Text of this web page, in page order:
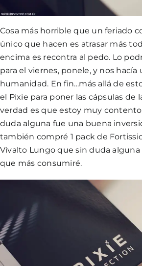
Cosa más horrible que un feriado
único que hacen es atrasar más
encima es recontra al pedo. Lo
para el viernes, ponele, y nos hacía
humanidad. En fin…más allá de
el Pixie para poner las cápsulas de
verdad es que estoy muy contento
duda alguna fue una buena
también compré 1 pack de
Vivalto Lungo que sin duda alguna
que más consumiré.